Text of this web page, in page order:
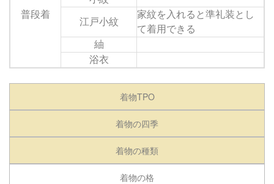
普段着
江戸小紋
家紋を入れると準礼装とし
て着用できる
紬
浴衣
着物TPO
着物の四季
着物の種類
着物の格